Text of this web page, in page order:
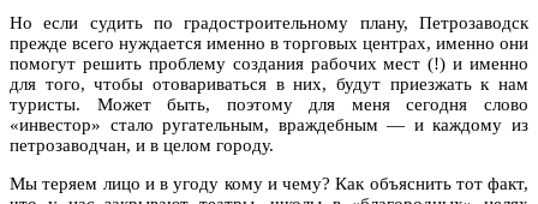
Но если судить по градостроительному плану, Петрозаводск
прежде всего нуждается именно в торговых центрах, именно они
помогут решить проблему создания рабочих мест (!) и именно
для того, чтобы отовариваться в них, будут приезжать к нам
туристы. Может быть, поэтому для меня сегодня слово
«инвестор» стало ругательным, враждебным — и каждому из
петрозаводчан, и в целом городу.
Мы теряем лицо и в угоду кому и чему? Как объяснить тот факт,